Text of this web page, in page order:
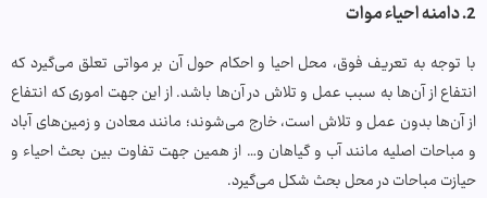
2. دامنه احیاء موات
با توجه به تعریف فوق، محل احیا و احکام حول آن بر مواتی تعلق می‌گیرد که
انتفاع از آن‌ها به سبب عمل و تلاش در آن‌ها باشد. از این جهت اموری که انتفاع
از آن‌ها بدون عمل و تلاش است، خارج می‌شوند؛ مانند معادن و زمین‌های آباد
و مباحات اصلیه مانند آب و گیاهان و… از همین جهت تفاوت بین بحث احیاء و
حیازت مباحات در محل بحث شکل می‌گیرد.